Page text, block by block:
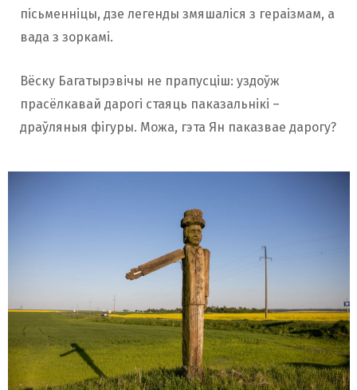
пісьменніцы, дзе легенды змяшаліся з гераізмам, а
вада з зоркамі.
Вёску Багатырэвічы не прапусціш: уздоўж
прасёлкавай дарогі стаяць паказальнікі –
драўляныя фігуры. Можа, гэта Ян паказвае дарогу?